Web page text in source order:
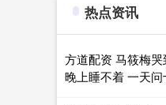
热点资讯
方道配资 马筱梅
晚上睡不着 一天